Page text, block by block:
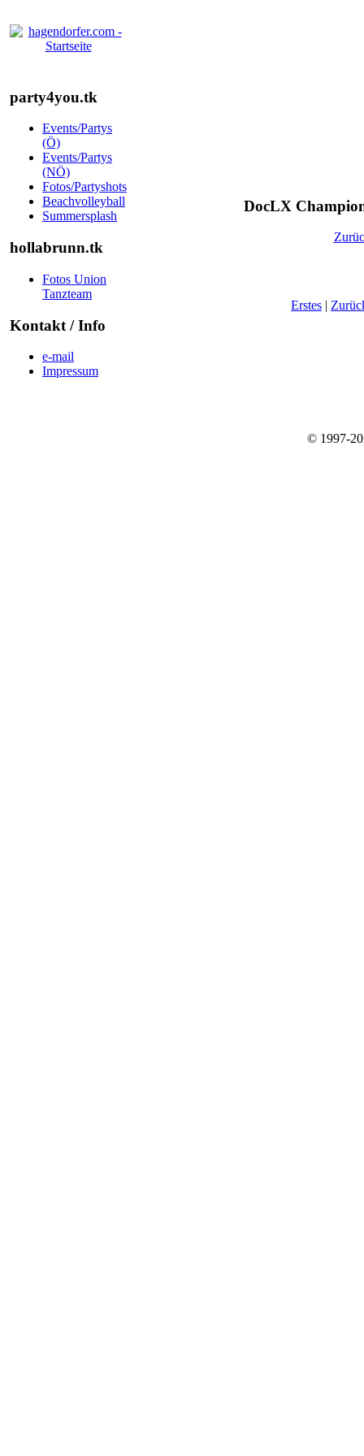
party4you.tk
Events/Partys
(Ö)
Events/Partys
(NÖ)
Fotos/Partyshots
Beachvolleyball
Summersplash
hollabrunn.tk
Fotos Union
Tanzteam
Kontakt / Info
e-mail
Impressum
DocLX
Erstes |
© 1997-